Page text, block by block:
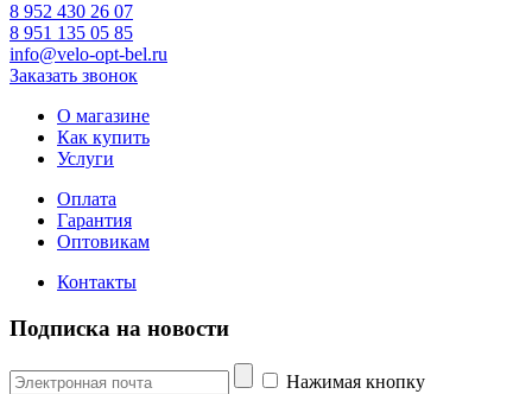
8 952 430 26 07
8 951 135 05 85
info@velo-opt-bel.ru
Заказать звонок
О магазине
Как купить
Услуги
Оплата
Гарантия
Оптовикам
Контакты
Подписка на новости
Нажимая кнопку